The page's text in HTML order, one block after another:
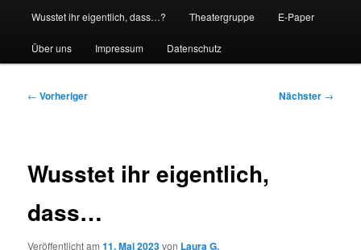
Wusstet ihr eigentlich, dass…? Theatergruppe E-Paper
Über uns Impressum Datenschutz
Beitragsnavigation
← Vorheriger Nächster →
Wusstet ihr eigentlich,
dass…
Veröffentlicht am11. Mai 2023von Laura G.